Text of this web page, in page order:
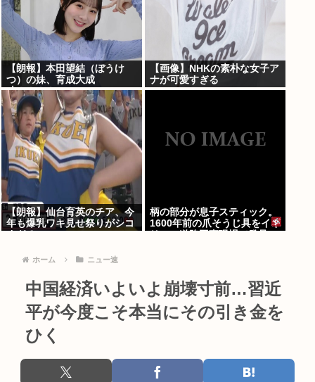
【朗報】本田望結（ぼうけ
つ）の妹、育成大成
功！！！！
【画像】NHKの素朴な女子ア
ナが可愛すぎる
【朗報】仙台育英のチア、今
年も爆乳ワキ見せ祭りがシコ
柄の部分が息子スティック。
1600年前の爪そうじ具をイギ
ホーム ニュー速
中国経済いよいよ崩壊寸前…習近
平が今度こそ本当にその引き金を
ひく